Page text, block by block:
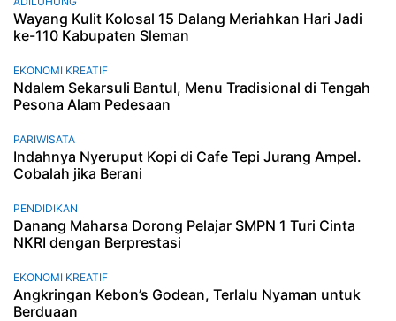
Wayang Kulit Kolosal 15 Dalang Meriahkan Hari Jadi
ke-110 Kabupaten Sleman
EKONOMI KREATIF
Ndalem Sekarsuli Bantul, Menu Tradisional di Tengah
Pesona Alam Pedesaan
PARIWISATA
Indahnya Nyeruput Kopi di Cafe Tepi Jurang Ampel.
Cobalah jika Berani
PENDIDIKAN
Danang Maharsa Dorong Pelajar SMPN 1 Turi Cinta
NKRI dengan Berprestasi
EKONOMI KREATIF
Angkringan Kebon’s Godean, Terlalu Nyaman untuk
Berduaan